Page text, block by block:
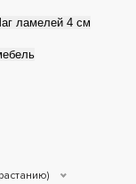
ламелей 4 см